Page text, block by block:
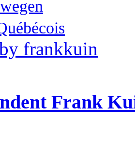
frankkuin
Frank